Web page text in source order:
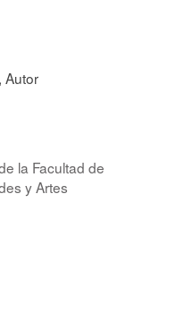
, Autor
la Facultad de
y Artes